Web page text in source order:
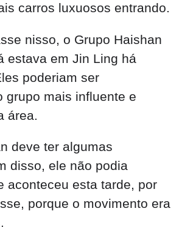
carros luxuosos entrando.
nisso, o Grupo Haishan
estava em Jin Ling há
poderiam ser
grupo mais influente e
área.
deve ter algumas
disso, ele não podia
aconteceu esta tarde, por
porque o movimento era